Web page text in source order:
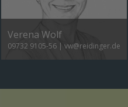
Verena Wolf
09732 9105-56| vw@reidinger.de